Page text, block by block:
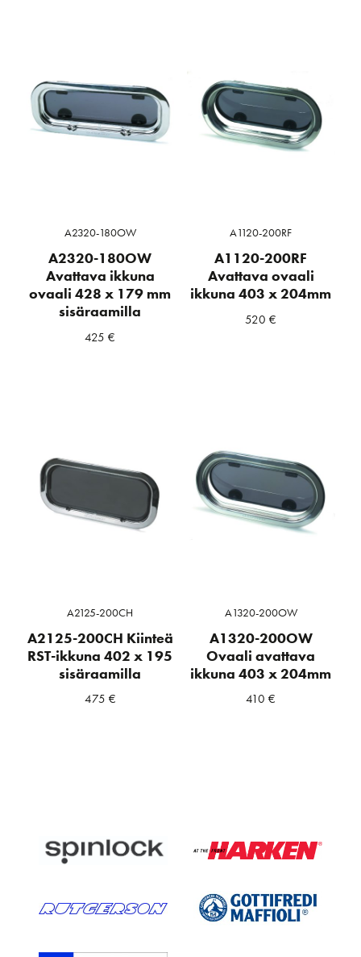
A2320-180OW
A2320-180OW
Avattava ikkuna
ovaali 428 x 179 mm
sisäraamilla
425€
A1120-200RF
A1120-200RF
Avattava ovaali
ikkuna 403 x 204mm
520€
A2125-200CH
A2125-200CH Kiinteä
RST-ikkuna 402 x 195
sisäraamilla
475 €
A1320-200OW
A1320-200OW
Ovaali avattava
ikkuna 403 x 204mm
410€